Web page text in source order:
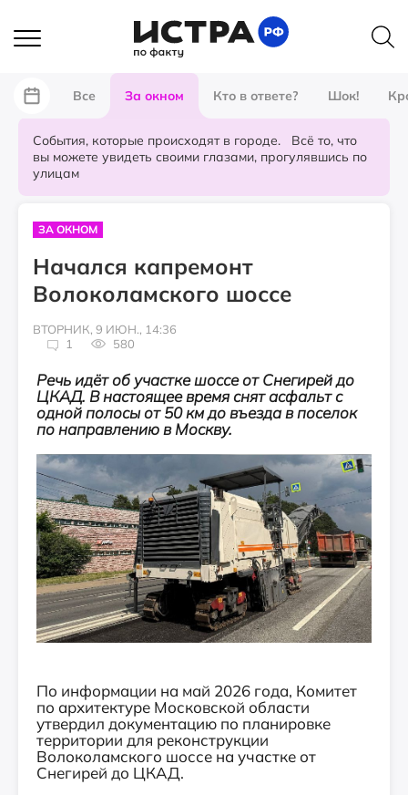
Все За окном Кто в ответе? Шок!
События, которые происходят в городе. Всё то, что
вы можете увидеть своими глазами, прогулявшись по
улицам
ЗА ОКНОМ
Начался капремонт
Волоколамского шоссе
ВТОРНИК, 9 ИЮН., 14:36
1
580
Речь идёт об участке шоссе от Снегирей до
ЦКАД. В настоящее время снят асфальт с
одной полосы от 50 км до въезда в поселок
по направлению в Москву.
По информации на май 2026 года, Комитет
по архитектуре Московской области
утвердил документацию по планировке
территории для реконструкции
Волоколамского шоссе на участке от
Снегирей до ЦКАД.